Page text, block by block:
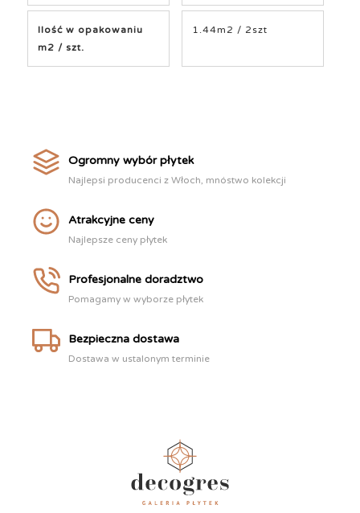
Ilość w opakowaniu
m2 / szt.
1.44m2 / 2szt
Ogromny wybór płytek
Najlepsi producenci z Włoch, mnóstwo kolekcji
Atrakcyjne ceny
Najlepsze ceny płytek
Profesjonalne doradztwo
Pomagamy w wyborze płytek
Bezpieczna dostawa
Dostawa w ustalonym terminie